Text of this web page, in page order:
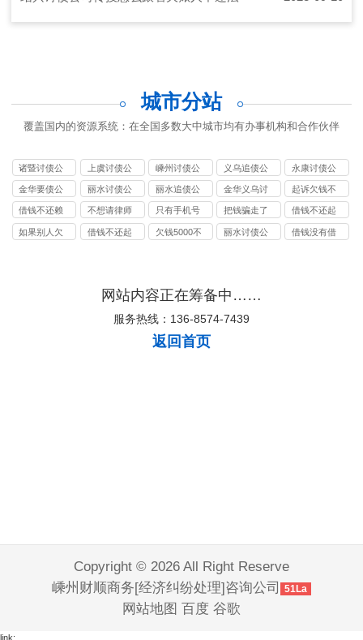
城市分站
覆盖国内的资源系统：在全国多数大中城市均有办事机构和合作伙伴
诸暨讨债公
司
上虞讨债公
司
嵊州讨债公
司
义乌追债公
司
永康讨债公
司
金华要债公
司
丽水讨债公
司
丽水追债公
司
金华义乌讨
债要账
起诉欠钱不
还多少钱立
案
借钱不还赖
账怎么办
不想请律师
可以自己去
只有手机号
能起诉别人
把钱骗走了
拉黑了怎么
借钱不还起
诉该打什么
如果别人欠
借钱不还起
欠钱5000不
丽水讨债公
借钱没有借
网站内容正在筹备中……
服务热线：136-8574-7439
返回首页
Copyright © 2026 All Right Reserve
嵊州财顺商务[经济纠纷处理]咨询公司
51La
网站地图 百度 谷歌
link: